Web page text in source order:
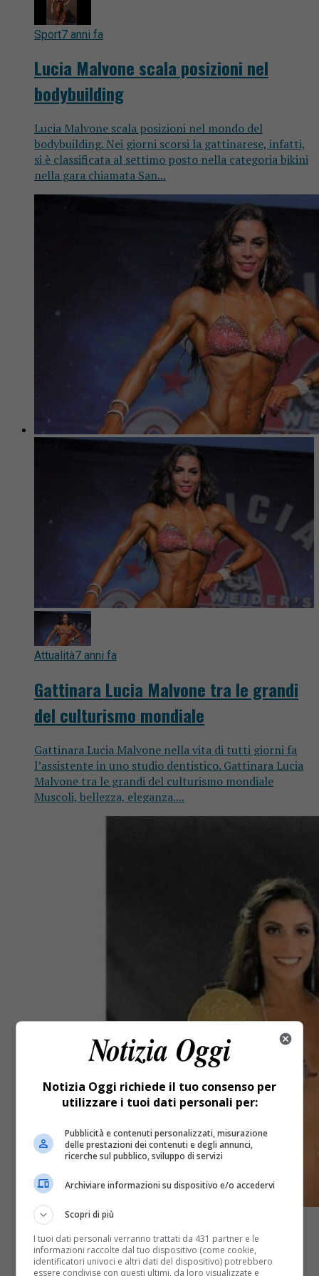
Sport7 anni fa
Lucia Malvone scala posizioni nel
bodybuilding
Lucia Malvone scala posizioni nel mondo del
bodybuilding. Nei giorni scorsi la gattinarese, infatti,
si è classificata al settimo posto nella categoria bikini
nella gara chiamata San...
Attualità7 anni fa
Gattinara Lucia Malvone tra le grandi
del culturismo mondiale
Gattinara Lucia Malvone nella vita di tutti giorni fa
l’assistente in uno studio dentistico. Gattinara Lucia
Malvone tra le grandi del culturismo mondiale
Muscoli, bellezza, eleganza....
Notizia Oggi richiede il tuo consenso per
utilizzare i tuoi dati personali per:
Pubblicità e contenuti personalizzati, misurazione
delle prestazioni dei contenuti e degli annunci,
ricerche sul pubblico, sviluppo di servizi
Archiviare informazioni su dispositivo e/o accedervi
Scopri di più
I tuoi dati personali verranno trattati da 431 partner e le
informazioni raccolte dal tuo dispositivo (come cookie,
identificatori univoci e altri dati del dispositivo) potrebbero
essere condivise con questi ultimi, da loro visualizzate e